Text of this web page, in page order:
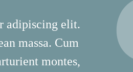
adipiscing elit.
massa. Cum
montes,